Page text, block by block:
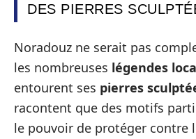
DES PIERRES
Noradouz ne serait pas
les nombreuses légendes
entourent ses pierres
racontent que des motifs
le pouvoir de protéger contre